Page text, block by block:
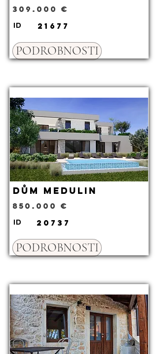
309.000 €
ID 21677
PODROBNOSTI
Dům Medulin
850.000 €
ID 20737
PODROBNOSTI